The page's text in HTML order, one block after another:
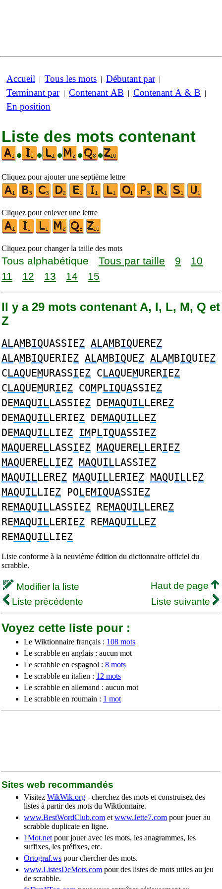
Accueil | Tous les mots | Débutant par|
Terminant par| Contenant AB | Contenant A & B |
En position
Liste des mots contenant
•
• • • •
Cliquez pour ajouter une septième lettre
Cliquez pour enlever une lettre
Cliquez pour changer la taille des mots
Tous alphabétique Tous par taille 9
10
11
12 13 14 15
Il y a 29 mots contenant A, I, L, M, Q et
Z
ALAMBIQUASSIEZ ALAMBIQUEREZ
ALAMBIQUERIEZ ALAMBIQUEZ ALAMBIQUIEZ
CLAQUEMURASSIEZ CLAQUEMURERIEZ
CLAQUEMURIEZ COMPLIQUASSIEZ
DEMAQUILLASSIEZ DEMAQUILLEREZ
DEMAQUILLERIEZ DEMAQUILLEZ
DEMAQUILLIEZ IMPLIQUASSIEZ
MAQUERELLASSIEZ MAQUERELLERIEZ
MAQUERELLIEZ MAQUILLASSIEZ
MAQUILLEREZ MAQUILLERIEZ MAQUILLEZ
MAQUILLIEZ POLEMIQUASSIEZ
REMAQUILLASSIEZ REMAQUILLEREZ
REMAQUILLERIEZ REMAQUILLEZ
REMAQUILLIEZ
Liste conforme à la neuvième édition du dictionnaire officiel du
scrabble.
Modifier la liste
Haut de page
Liste précédente
Liste suivante
Voyez cette liste pour :
Le Wiktionnaire français : 108 mots
Le scrabble en anglais : aucun mot
Le scrabble en espagnol : 8 mots
Le scrabble en italien : 12 mots
Le scrabble en allemand : aucun mot
Le scrabble en roumain : 1 mot
Sites web recommandés
Visitez WikWik.org - cherchez des mots et construisez des
listes à partir des mots du Wiktionnaire.
www.BestWordClub.com et www.Jette7.com pour jouer au
scrabble duplicate en ligne.
1Mot.net pour jouer avec les mots, les anagrammes, les
suffixes, les préfixes, etc.
Ortograf.ws pour chercher des mots.
www.ListesDeMots.com pour des listes de mots utiles au jeu
de scrabble.